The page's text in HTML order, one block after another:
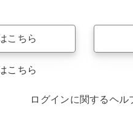
こちら
こちら
ログインに関するヘル